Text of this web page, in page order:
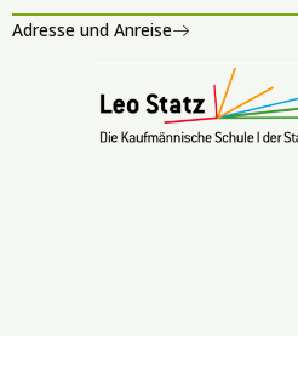
Adresse und Anreise